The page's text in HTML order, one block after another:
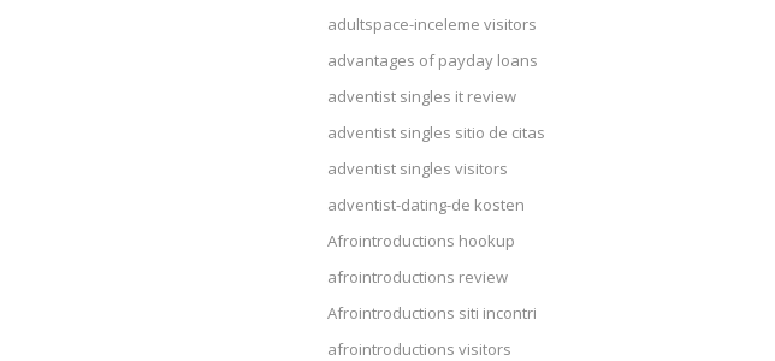
adultspace-inceleme visitors
advantages of payday loans
adventist singles it review
adventist singles sitio de citas
adventist singles visitors
adventist-dating-de kosten
Afrointroductions hookup
afrointroductions review
Afrointroductions siti incontri
afrointroductions visitors